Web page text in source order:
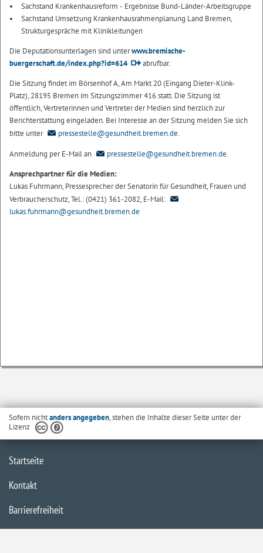
Sachstand Krankenhausreform - Ergebnisse Bund-Länder-Arbeitsgruppe
Sachstand Umsetzung Krankenhausrahmenplanung Land Bremen,
Strukturgespräche mit Klinikleitungen
Die Deputationsunterlagen sind unterwww.bremische-
buergerschaft.de/index.php?id=614
abrufbar.
Die Sitzung findet im Börsenhof A, Am Markt 20 (Eingang Dieter-Klink-
Platz), 28195 Bremen im Sitzungszimmer 416 statt. Die Sitzung ist
öffentlich, Vertreterinnen und Vertreter der Medien sind herzlich zur
Berichterstattung eingeladen. Bei Interesse an der Sitzung melden Sie sich
bitte unter
pressestelle@gesundheit.bremen.de.
Anmeldung per E-Mail an pressestelle@gesundheit.bremen.de.
Ansprechpartner für die Medien:
Lukas Fuhrmann, Pressesprecher der Senatorin für Gesundheit, Frauen und
Verbraucherschutz, Tel.: (0421) 361-2082, E-Mail:
lukas.fuhrmann@gesundheit.bremen.de
Sofern nichtanders angegeben, stehen die Inhalte dieser Seite unter der
Lizenz
Startseite
Kontakt
Barrierefreiheit